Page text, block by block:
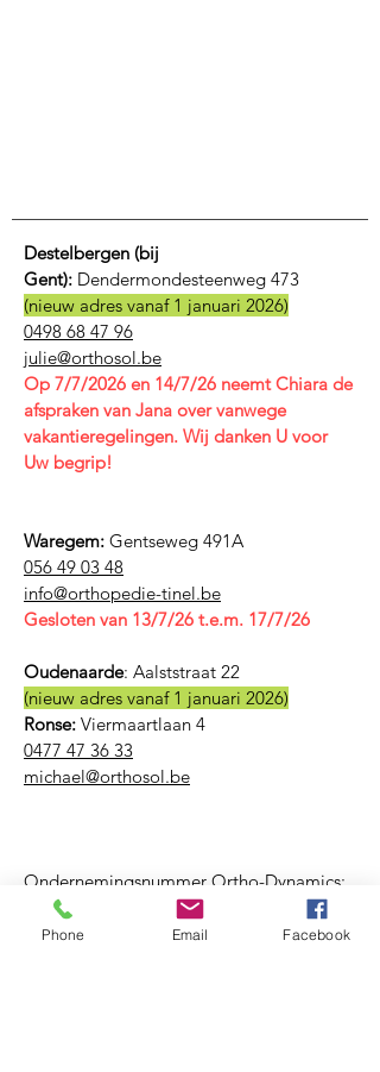
Destelbergen (bij
Gent): Dendermondesteenweg 473
(nieuw adres vanaf 1 januari 2026)
0498 68 47 96
julie@orthosol.be
Op 7/7/2026 en 14/7/26 neemt Chiara de
afspraken van Jana over vanwege
vakantieregelingen. Wij danken U voor
Uw begrip!
Waregem: Gentseweg 491A
056 49 03 48
​info@orthopedie-tinel.be
Gesloten van 13/7/26 t.e.m. 17/7/26
Oudenaarde: Aalststraat 22
(nieuw adres vanaf 1 januari 2026)
Ronse: Viermaartlaan 4
0477 47 36 33
michael@orthosol.be
Ondernemingsnummer Ortho-Dynamics:
0759 938 382
Phone Email Facebook